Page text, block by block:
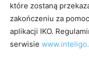
które zostaną
zakończeniu za
aplikacji IKO.
serwisie